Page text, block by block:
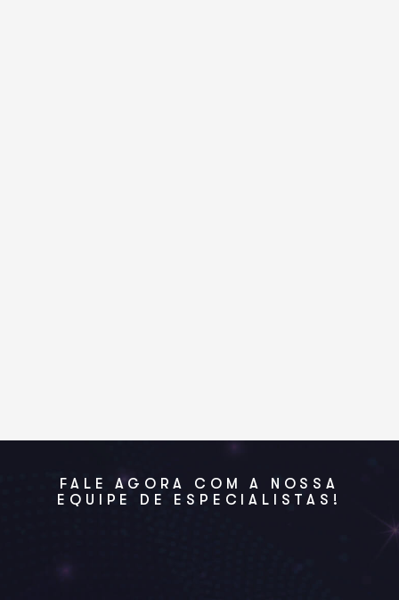
FALE AGORA COM A NOSSA
EQUIPE DE ESPECIALISTAS!